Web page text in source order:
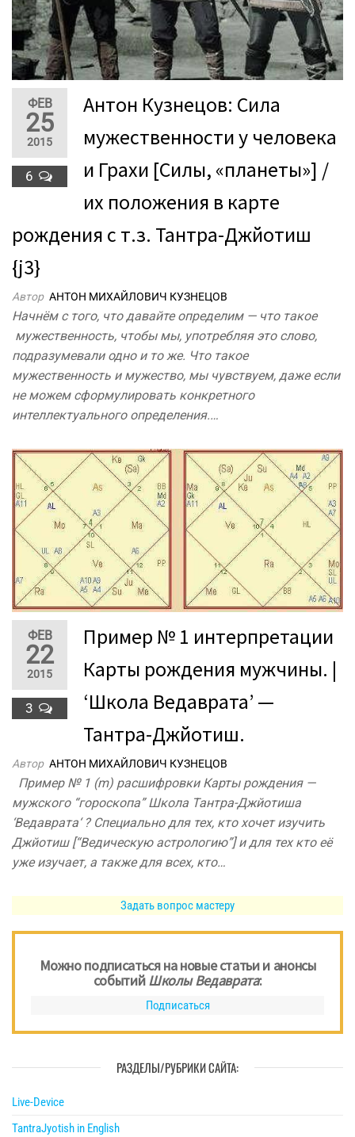
ФЕВ
25
2015
6
Антон Кузнецов: Сила
мужественности у человека
и Грахи [Силы, «планеты»] /
их положения в карте
рождения с т.з. Тантра-Джйотиш
{j3}
Автор АНТОН МИХАЙЛОВИЧ КУЗНЕЦОВ
Начнём с того, что давайте определим — что такое
мужественность, чтобы мы, употребляя это слово,
подразумевали одно и то же. Что такое
мужественность и мужество, мы чувствуем, даже если
не можем сформулировать конкретного
интеллектуального определения.…
ФЕВ
22
2015
3
Пример № 1 интерпретации
Карты рождения мужчины. |
‘Школа Ведаврата’ —
Тантра-Джйотиш.
Автор АНТОН МИХАЙЛОВИЧ КУЗНЕЦОВ
Пример № 1 (m) расшифровки Карты рождения —
мужского “гороскопа” Школа Тантра-Джйотиша
‘Ведаврата‘ ? Специально для тех, кто хочет изучить
Джйотиш [“Ведическую астрологию”] и для тех кто её
уже изучает, а также для всех, кто…
Задать вопрос мастеру
Можно подписаться на новые статьи и анонсы
событийШколы Ведаврата:
Подписаться
РАЗДЕЛЫ/РУБРИКИ САЙТА:
Live-Device
TantraJyotish in English